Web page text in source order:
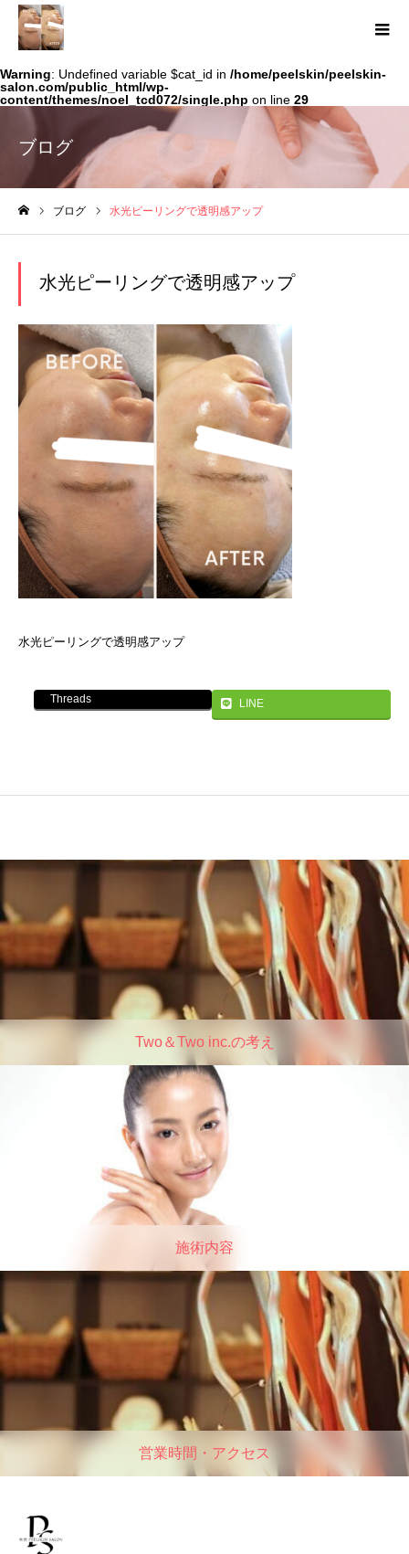
Warning: Undefined variable $cat_id in /home/peelskin/peelskin-
salon.com/public_html/wp-
content/themes/noel_tcd072/single.php on line 29
ブログ
ブログ 水光ピーリングで透明感アップ
水光ピーリングで透明感アップ
水光ピーリングで透明感アップ
Threads LINE
Two＆Two inc.の考え
施術内容
営業時間・アクセス